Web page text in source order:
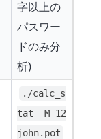
字以上の
パスワー
ドのみ分
析)
./calc_s
tat -M 12
john.pot